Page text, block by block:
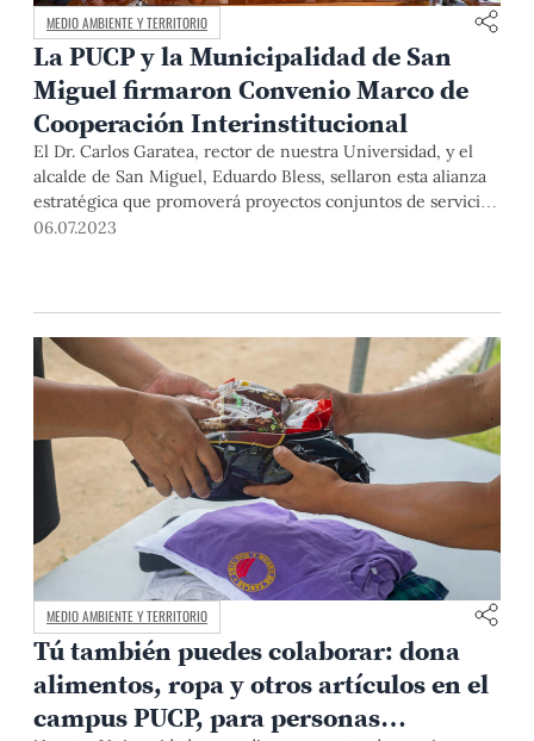
MEDIO AMBIENTE Y TERRITORIO
La PUCP y la Municipalidad de San
Miguel firmaron Convenio Marco de
Cooperación Interinstitucional
El Dr. Carlos Garatea, rector de nuestra Universidad, y el
alcalde de San Miguel, Eduardo Bless, sellaron esta alianza
estratégica que promoverá proyectos conjuntos de servicio
a la comunidad en temas como desarrollo urbano, medio
06.07.2023
MEDIO AMBIENTE Y TERRITORIO
Tú también puedes colaborar: dona
alimentos, ropa y otros artículos en el
campus PUCP, para personas